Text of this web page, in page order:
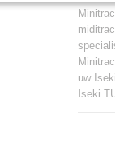
uw
Iseki